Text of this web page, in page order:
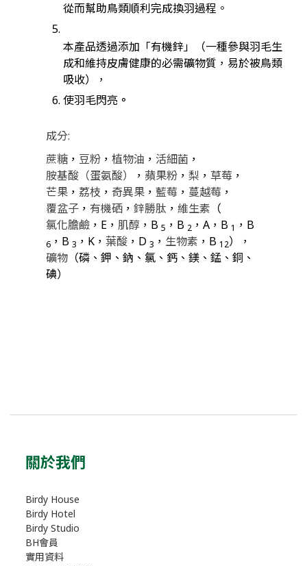
從而幫助鳥類順利完成換羽過程。
本產品透過添加「有機鋅」（一種參與羽毛生
成和維持皮膚健康的必需礦物質，易於被鳥類
吸收），
使羽毛閃亮 。
成分:
蔗糖 ， 豆粉 ， 植物油 ， 活細菌 ，
胺基酸（蛋氨酸）
， 蘋果粉 ， 梨 ， 草莓 ，
芒果 ， 荔枝 ， 奇異果 ， 藍莓 ， 蔓越莓 ，
覆盆子 ， 有機硒 ， 鋅勝肽 ， 維生素 （
氯化膽鹼 ，E， 肌醇 ，B 5 ，B 2 ，A，B 1 ，B
6 ，B 3 ，K， 葉酸 ，D 3 ， 生物素 ，B 12），
礦物 （磷、鉀、鈉、氯、鈣、鎂、錳、銅、
碘）
關於我們
Birdy House
Birdy Hotel
Birdy Studio
BH會員
實用資料